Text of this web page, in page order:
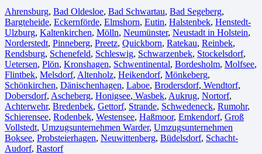
Ahrensburg, Bad Oldesloe, Bad Schwartau, Bad Segeberg,
Bargteheide, Eckernförde, Elmshorn, Eutin, Halstenbek, Henstedt-
Ulzburg, Kaltenkirchen, Mölln, Neumünster, Neustadt in Holstein,
Norderstedt, Pinneberg, Preetz, Quickborn, Ratekau, Reinbek,
Rendsburg, Schenefeld, Schleswig, Schwarzenbek, Stockelsdorf,
Uetersen, Plön, Kronshagen, Schwentinental, Bordesholm, Molfsee,
Flintbek, Melsdorf, Altenholz, Heikendorf, Mönkeberg,
Schönkirchen, Dänischenhagen, Laboe, Brodersdorf, Wendtorf,
Dobersdorf, Ascheberg, Honigsee, Wasbek, Aukrug, Nortorf,
Achterwehr, Bredenbek, Gettorf, Strande, Schwedeneck, Rumohr,
Schierensee, Rodenbek, Westensee, Haßmoor, Emkendorf, Groß
Vollstedt, Umzugsunternehmen Warder, Umzugsunternehmen
Boksee, Probsteierhagen, Neuwittenberg, Büdelsdorf, Schacht-
Audorf, Rastorf